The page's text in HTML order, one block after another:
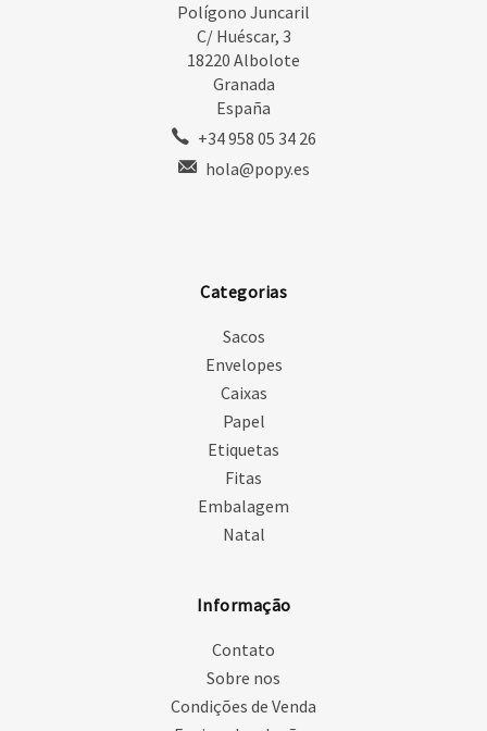
Polígono Juncaril
C/ Huéscar, 3
18220 Albolote
Granada
España
+34 958 05 34 26
hola@popy.es
Categorias
Sacos
Envelopes
Caixas
Papel
Etiquetas
Fitas
Embalagem
Natal
Informação
Contato
Sobre nos
Condições de Venda